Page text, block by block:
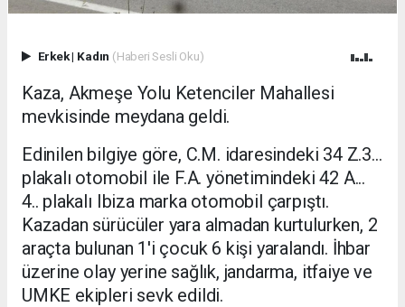
Erkek| Kadın (Haberi Sesli Oku)
Kaza, Akmeşe Yolu Ketenciler Mahallesi
mevkisinde meydana geldi.
Edinilen bilgiye göre, C.M. idaresindeki 34 Z.3...
plakalı otomobil ile F.A. yönetimindeki 42 A...
4.. plakalı Ibiza marka otomobil çarpıştı.
Kazadan sürücüler yara almadan kurtulurken, 2
araçta bulunan 1'i çocuk 6 kişi yaralandı. İhbar
üzerine olay yerine sağlık, jandarma, itfaiye ve
UMKE ekipleri sevk edildi.